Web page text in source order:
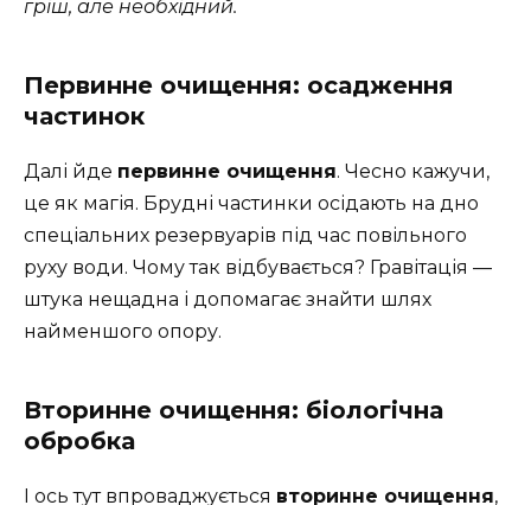
гріш, але необхідний.
Первинне очищення: осадження
частинок
Далі йде первинне очищення. Чесно кажучи,
це як магія. Брудні частинки осідають на дно
спеціальних резервуарів під час повільного
руху води. Чому так відбувається? Гравітація —
штука нещадна і допомагає знайти шлях
найменшого опору.
Вторинне очищення: біологічна
обробка
І ось тут впроваджується вторинне очищення,